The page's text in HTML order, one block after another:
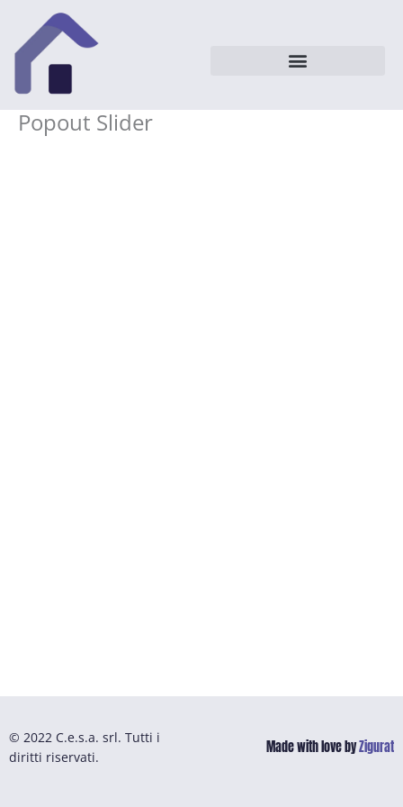
contenuto
Popout Slider
© 2022 C.e.s.a. srl. Tutti i
diritti riservati.
Made with love byZigurat